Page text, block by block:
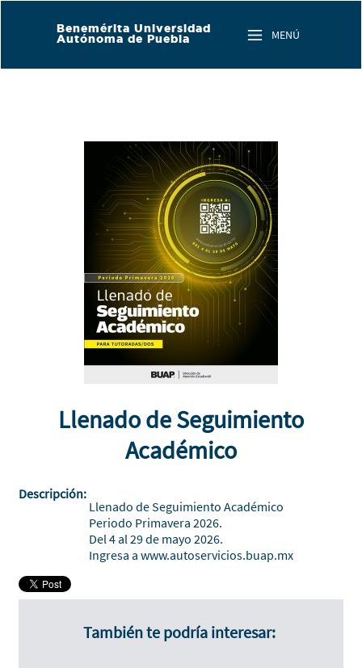
Benemérita Universidad
Autónoma de Puebla
MENÚ
Llenado de Seguimiento
Académico
Descripción:
Llenado de Seguimiento Académico
Periodo Primavera 2026.
Del 4 al 29 de mayo 2026.
Ingresa awww.autoservicios.buap.mx
También te podría interesar: